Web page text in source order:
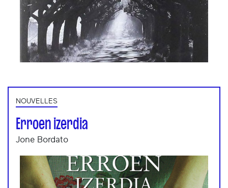
NOUVELLES
Erroen izerdia
Jone Bordato